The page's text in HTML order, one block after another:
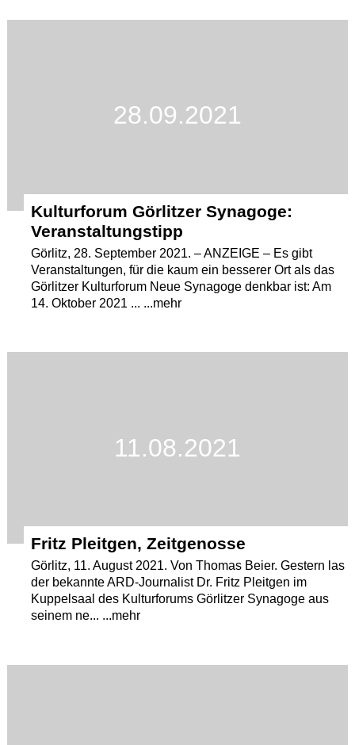
28.09.2021
Kulturforum Görlitzer Synagoge:
Veranstaltungstipp
Görlitz, 28. September 2021. – ANZEIGE – Es gibt
Veranstaltungen, für die kaum ein besserer Ort als das
Görlitzer Kulturforum Neue Synagoge denkbar ist: Am
14. Oktober 2021 ... ...mehr
11.08.2021
Fritz Pleitgen, Zeitgenosse
Görlitz, 11. August 2021. Von Thomas Beier. Gestern las
der bekannte ARD-Journalist Dr. Fritz Pleitgen im
Kuppelsaal des Kulturforums Görlitzer Synagoge aus
seinem ne... ...mehr